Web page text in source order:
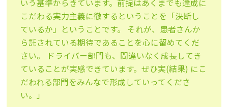
いう基準からきています。前提はあくまでも達成に
こだわる実力主義に徹するということを「決断し
ているか」ということです。 それが、患者さんか
ら託されている期待であることを心に留めてくだ
さい。 ドライバー部門も、間違いなく成長してき
ていることが実感できています。ぜひ実(結果) にこ
だわれる部門をみんなで形成していってくださ
い。」